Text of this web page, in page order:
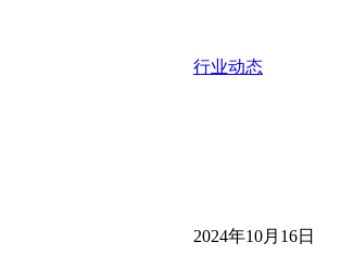
行业动态
2024年10月16日